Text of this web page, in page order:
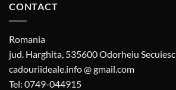
CONTACT
Romania
jud. Harghita, 535600 Odorheiu Secuiesc
cadouriideale.info @ gmail.com
Tel: 0749-044915